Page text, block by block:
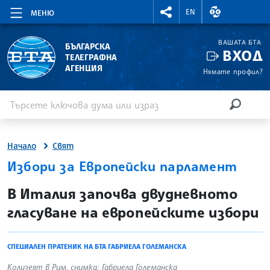
МЕНЮ
RIGHTMENU.SOCIAL
EN
ВАЛУТНИ
БЪЛГАРСКА
ТЕЛЕГРАФНА
АГЕНЦИЯ
ВАШАТА БТА
ВХОД
Нямате профил?
Начало Свят
Избори за Европейски парламент
site.bta
В Италия започва двудневното
гласуване на европейските избори
СПЕЦИАЛЕН ПРАТЕНИК НА БТА ГАБРИЕЛА ГОЛЕМАНСКА
Колизеят в Рим, снимка: Габриела Големанска